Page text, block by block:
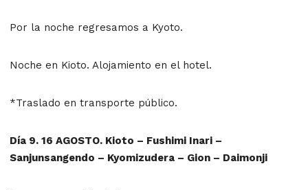
Por la noche regresamos a Kyoto.
Noche en Kioto. Alojamiento en el hotel.
*Traslado en transporte público.
Día 9. 16 AGOSTO. Kioto – Fushimi Inari –
Sanjunsangendo – Kyomizudera – Gion – Daimonji